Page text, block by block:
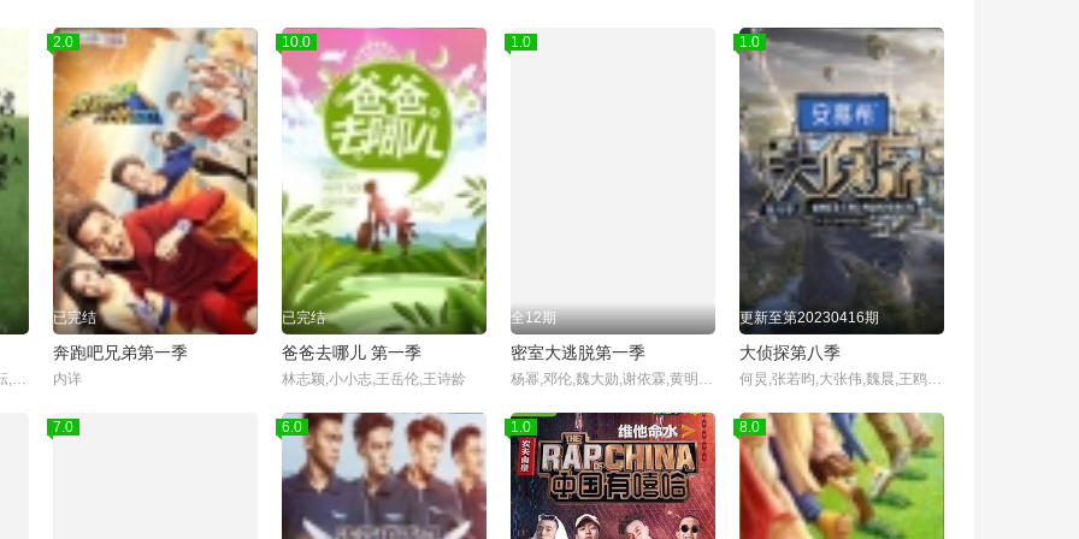
陈少熙,何浩楠,蒋敦豪,李耕耘,李昊,鹭卓,王一珩,赵小童,卓沅,赵一博
2.0
已完结
奔跑吧兄弟第一季
内详
10.0
已完结
爸爸去哪儿 第一季
林志颖,小小志,王岳伦,王诗龄
1.0
全12期
密室大逃脱第一季
杨幂,邓伦,魏大勋,谢依霖,黄明昊,张国伟
1.0
更新至第20230416期
大侦探第八季
何炅,张若昀,大张伟,魏晨,王鸥,杨蓉,齐思钧
7.0 6.0 1.0 8.0